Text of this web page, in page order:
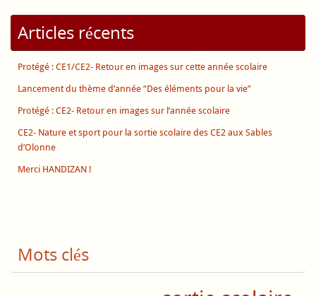
Articles récents
Protégé : CE1/CE2- Retour en images sur cette année scolaire
Lancement du thème d’année “Des éléments pour la vie”
Protégé : CE2- Retour en images sur l’année scolaire
CE2- Nature et sport pour la sortie scolaire des CE2 aux Sables
d’Olonne
Merci HANDIZAN !
Mots clés